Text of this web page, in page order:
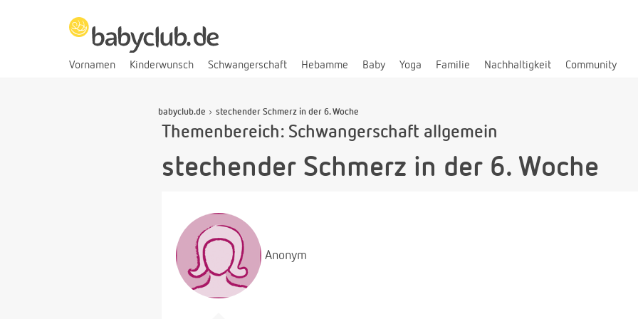
Vornamen Kinderwunsch Schwangerschaft Hebamme Baby Yoga Familie Nachhaltigkeit Community
babyclub.de stechender Schmerz in der 6. Woche
Themenbereich: Schwangerschaft allgemein
stechender Schmerz in der 6. Woche
Anonym